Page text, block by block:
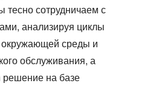
сотрудничаем с
анализируя циклы
окружающей среды и
обслуживания, а
решение на базе